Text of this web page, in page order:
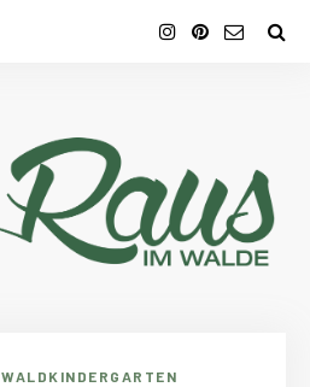
WALDKINDERGARTEN